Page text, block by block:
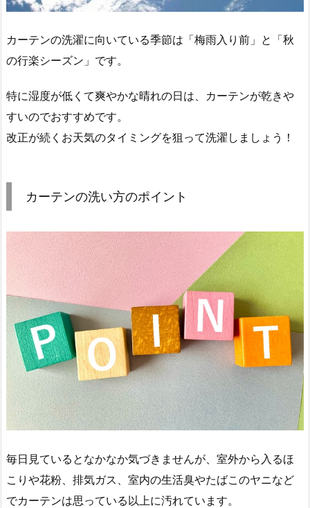
カーテンの洗濯に向いている季節は「梅雨入り前」と「秋
の行楽シーズン」です。
特に湿度が低くて爽やかな晴れの日は、カーテンが乾きや
すいのでおすすめです。
改正が続くお天気のタイミングを狙って洗濯しましょう！
カーテンの洗い方のポイント
毎日見ているとなかなか気づきませんが、室外から入るほ
こりや花粉、排気ガス、室内の生活臭やたばこのヤニなど
でカーテンは思っている以上に汚れています。